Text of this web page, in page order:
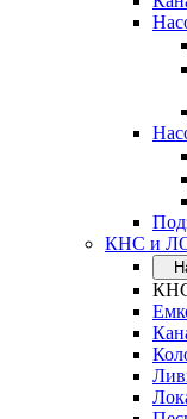
КНС и